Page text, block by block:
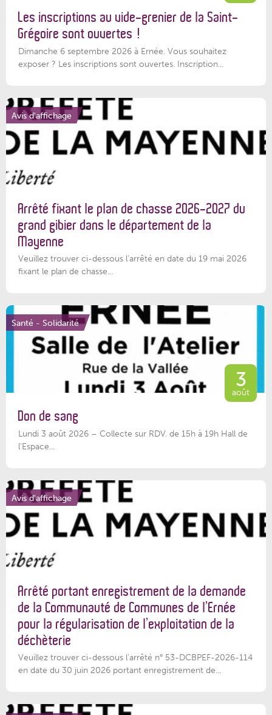
Les inscriptions au vide-grenier de la Saint-
Grégoire sont ouvertes !
Dimanche 6 septembre 2026 à Ernée. Vous souhaitez
exposer ? Les inscriptions sont ouvertes. Inscription...
Avis d'affichage
Arrêté fixant le plan de chasse 2026-2027 du
grand gibier dans le département de la
Mayenne
Veuillez trouver ci-dessous l’arrêté en date du 19 mai 2026
fixant le plan de chasse...
Santé - Solidarité
3
août
Don de sang
Lundi 3 août 2026 – Collecte sur RDV. de 15h à 19h Hall de
l'Espace...
Avis d'affichage
Arrêté portant enregistrement de la demande
de la Communauté de Communes de l’Ernée
pour la régularisation de l’exploitation de la
déchèterie
Veuillez trouver ci-dessous l'arrêté n° 53-DCBPEF-2026-114
en date du 30 juin 2026 portant enregistrement de...